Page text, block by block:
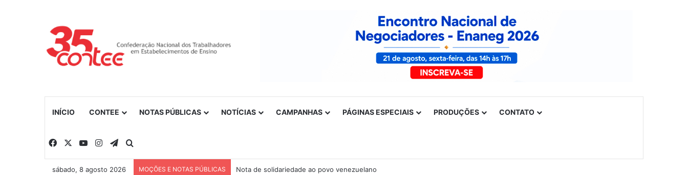
INÍCIO CONTEE NOTAS PÚBLICAS NOTÍCIAS CAMPANHAS PÁGINAS ESPECIAIS PRODUÇÕES CONTATO
Facebook YouTubeInstagramTelegram
sábado, 8 agosto 2026 MOÇÕES E NOTAS PÚBLICAS Nota de solidariedade ao povo venezuelano